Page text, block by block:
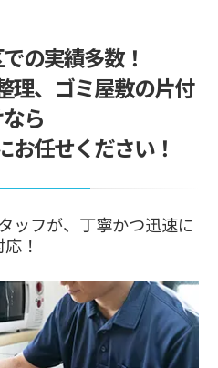
亡くなった際の遺品整理は誰が
の遺品整理はどうする？｜状況別
の実績多数！
理、ゴミ屋敷の片付
ら
お任せください！
ッフが、丁寧かつ迅速に
！